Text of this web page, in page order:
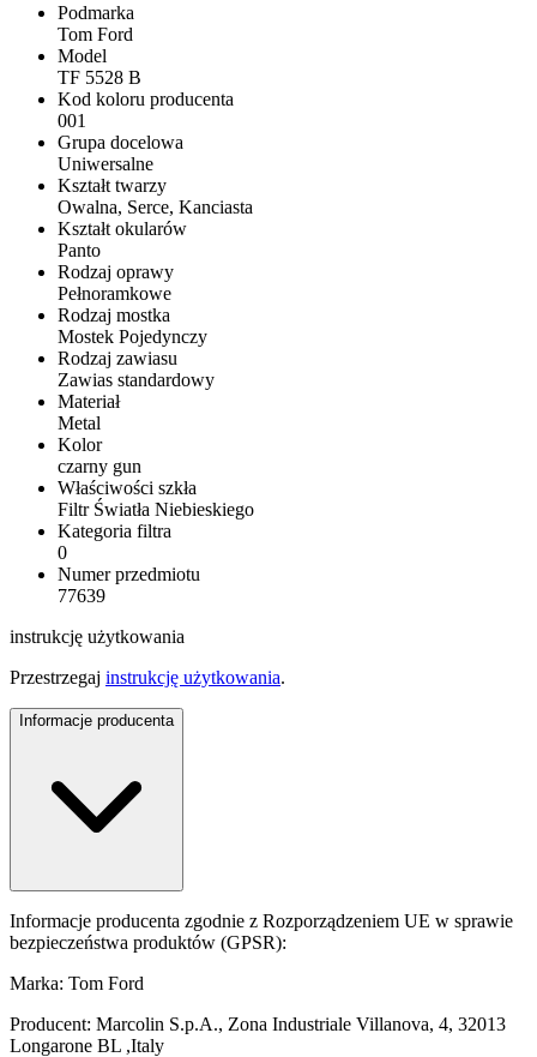
Podmarka
Tom Ford
Model
TF 5528 B
Kod koloru producenta
001
Grupa docelowa
Uniwersalne
Kształt twarzy
Owalna, Serce, Kanciasta
Kształt okularów
Panto
Rodzaj oprawy
Pełnoramkowe
Rodzaj mostka
Mostek Pojedynczy
Rodzaj zawiasu
Zawias standardowy
Materiał
Metal
Kolor
czarny gun
Właściwości szkła
Filtr Światła Niebieskiego
Kategoria filtra
0
Numer przedmiotu
77639
instrukcję użytkowania
Przestrzegaj instrukcję użytkowania.
Informacje producenta
Informacje producenta zgodnie z Rozporządzeniem UE w sprawie
bezpieczeństwa produktów (GPSR):
Marka: Tom Ford
Producent: Marcolin S.p.A., Zona Industriale Villanova, 4, 32013
Longarone BL ,Italy